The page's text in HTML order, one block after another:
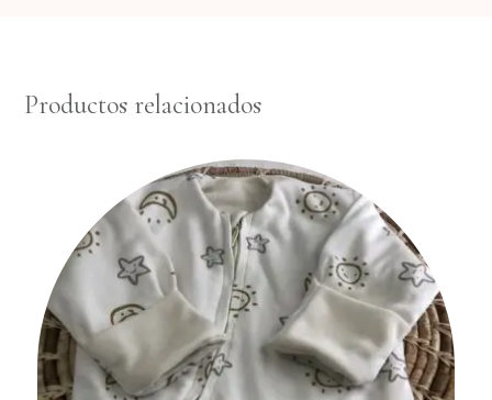
Productos relacionados